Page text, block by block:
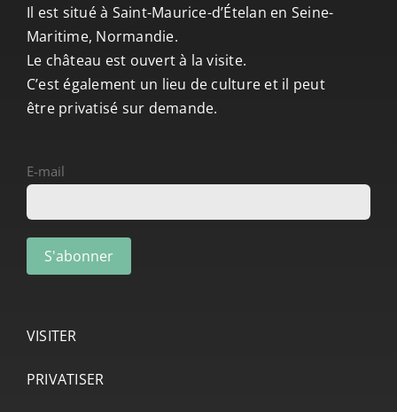
CONTACT/ACCÈS
Il est situé à Saint-Maurice-d’Ételan en Seine-
Maritime, Normandie.
Le château est ouvert à la visite.
C’est également un lieu de culture et il peut
être privatisé sur demande.
E-mail
VISITER
PRIVATISER